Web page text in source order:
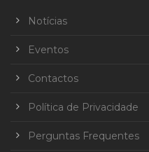
Notícias
Eventos
Contactos
Política de Privacidade
Perguntas Frequentes